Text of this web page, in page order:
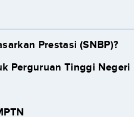
Prestasi (SNBP)?
Perguruan Tinggi Negeri